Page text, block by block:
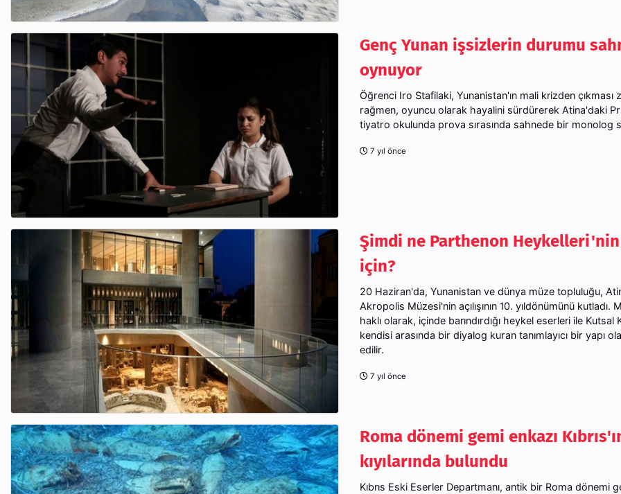
Genç Yunan işsizlerin durumu
oynuyor
Öğrenci Iro Stafilaki, Yunanistan'ın mali krizden çıkması
rağmen, oyuncu olarak hayalini sürdürerek Atina'daki
tiyatro okulunda prova sırasında sahnede bir monolog
7 yıl önce
Şimdi ne Parthenon
için?
20 Haziran'da, Yunanistan ve dünya müze topluluğu,
Akropolis Müzesi'nin açılışının 10. yıldönümünü kutladı.
haklı olarak, içinde barındırdığı heykel eserleri ile Kutsal
kendisi arasında bir diyalog kuran tanımlayıcı bir yapı
edilir.
7 yıl önce
Roma dönemi gemi enkazı
kıyılarında bulundu
Kıbrıs Eski Eserler Departmanı, antik bir Roma dönemi